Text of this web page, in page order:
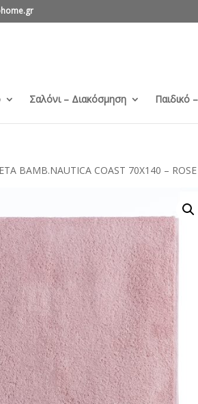
Σαλόνι – Διακόσμηση Παιδικό
ΒΑΜΒ.NAUTICA COAST 70X140 – ROSE